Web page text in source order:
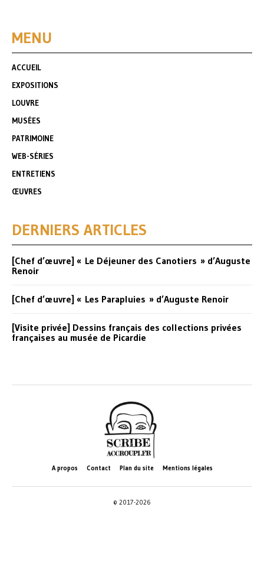
MENU
ACCUEIL
EXPOSITIONS
LOUVRE
MUSÉES
PATRIMOINE
WEB-SÉRIES
ENTRETIENS
ŒUVRES
DERNIERS ARTICLES
[Chef d’œuvre] « Le Déjeuner des Canotiers » d’Auguste
Renoir
[Chef d’œuvre] « Les Parapluies » d’Auguste Renoir
[Visite privée] Dessins français des collections privées
françaises au musée de Picardie
A propos Contact Plan du site Mentions légales
© 2017-2026